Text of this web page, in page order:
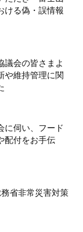
ける偽・誤情報
議会の皆さまよ
や維持管理に関
に伺い、フード
配付をお手伝
省非常災害対策